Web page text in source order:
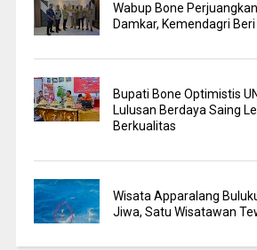
Wabup Bone
Damkar, Kemendagri
Bupati Bone Optimistis
Lulusan Berdaya Saing
Berkualitas
Wisata Apparalang
Jiwa, Satu Wisatawan